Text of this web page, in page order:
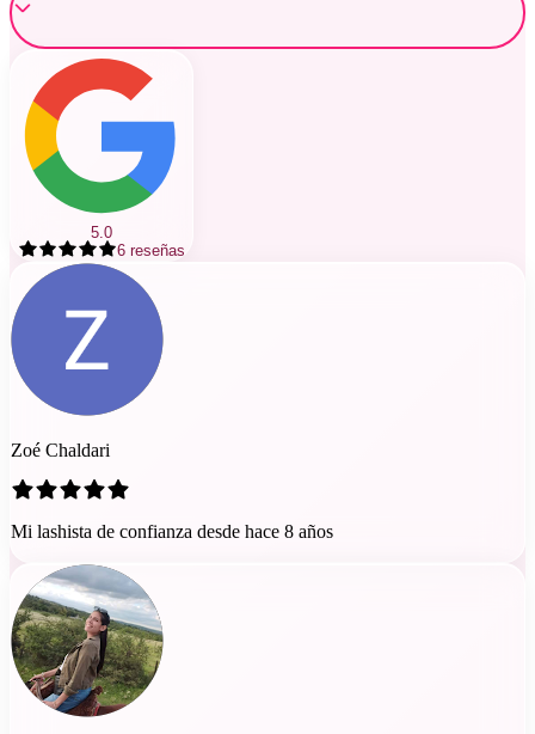
5.0
6 reseñas
Zoé Chaldari
Mi lashista de confianza desde hace 8 años